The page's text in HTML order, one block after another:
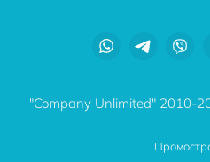
"Company Unlimited" 2010-